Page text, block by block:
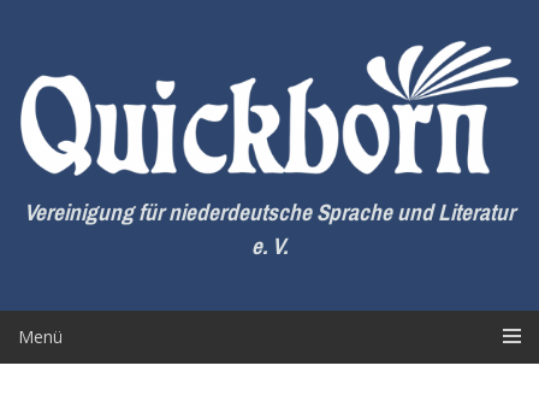
springen
Vereinigung für niederdeutsche Sprache und Literatur
e. V.
Menü